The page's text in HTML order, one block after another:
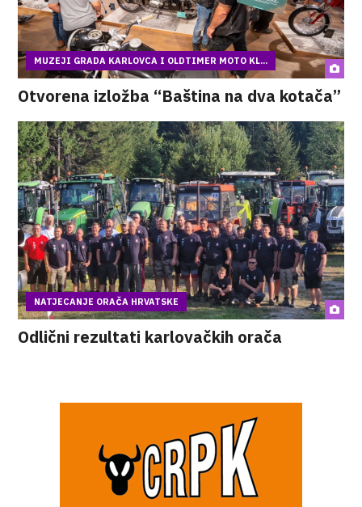
MUZEJI GRADA KARLOVCA I OLDTIMER MOTO KL...
Otvorena izložba “Baština na dva kotača”
NATJECANJE ORAČA HRVATSKE
Odlični rezultati karlovačkih orača